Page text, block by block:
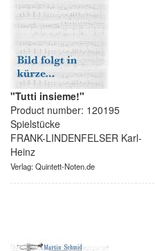
"Tutti insieme!"
Product number: 120195
Spielstücke
FRANK-LINDENFELSER Karl-
Heinz
Verlag: Quintett-Noten.de